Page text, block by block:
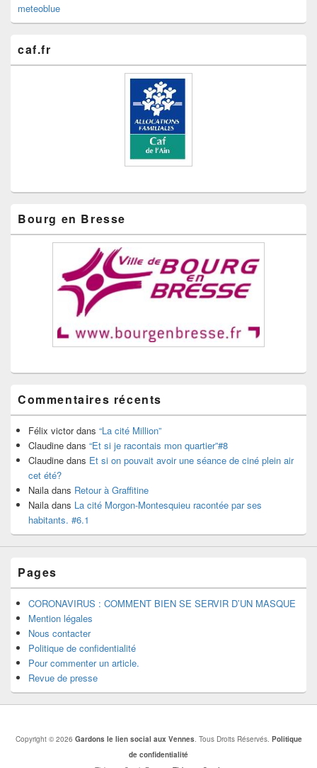
meteoblue
caf.fr
Bourg en Bresse
Commentaires récents
Félix victordans “La cité Million”
Claudine dans “Et si je racontais mon quartier”#8
Claudine dans Et si on pouvait avoir une séance de ciné plein air
cet été?
Naila dans Retour à Graffitine
Naila dans La cité Morgon-Montesquieu racontée par ses
habitants. #6.1
Pages
CORONAVIRUS : COMMENT BIEN SE SERVIR D’UN MASQUE
Mention légales
Nous contacter
Politique de confidentialité
Pour commenter un article.
Revue de presse
Copyright © 2026 Gardons le lien social aux Vennes. Tous Droits Réservés. Politique
de confidentialité